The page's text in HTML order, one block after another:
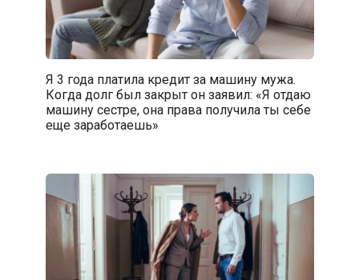
Я 3 года платила кредит за машину мужа.
Когда долг был закрыт он заявил: «Я отдаю
машину сестре, она права получила ты себе
еще заработаешь»